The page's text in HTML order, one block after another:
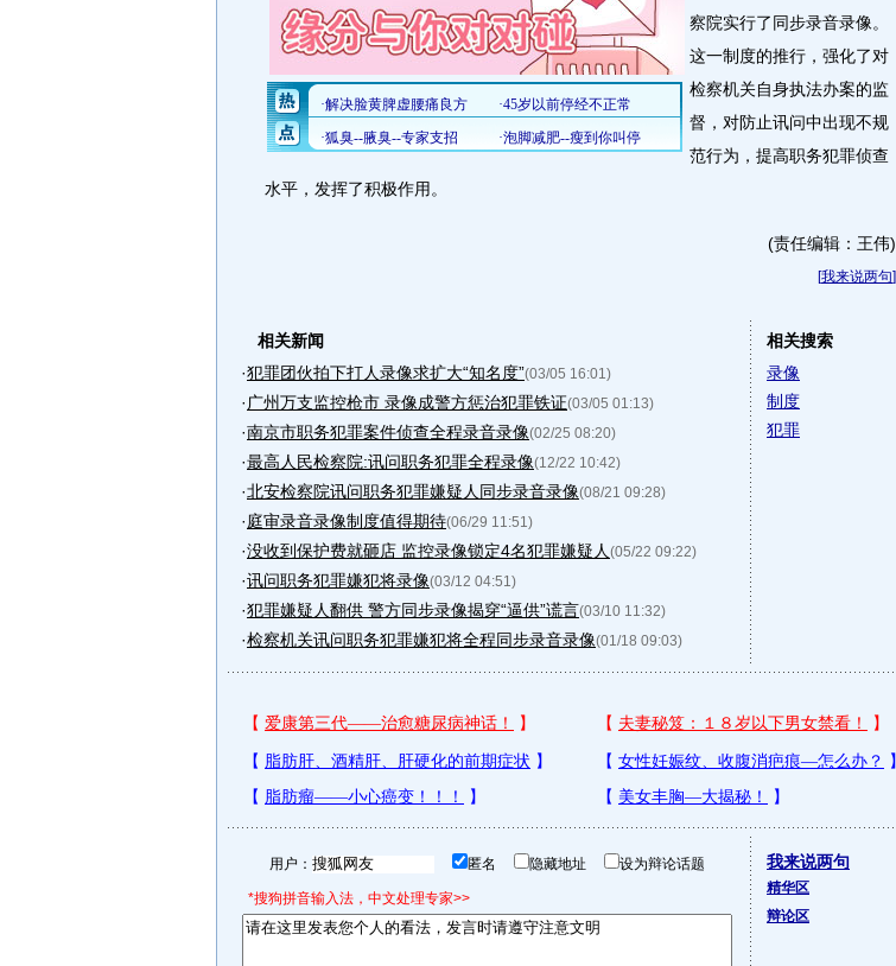
察院实行了同步录音录像。
这一制度的推行，强化了对
检察机关自身执法办案的监
督，对防止讯问中出现不规
范行为，提高职务犯罪侦查
水平，发挥了积极作用。
(责任编辑：王伟)
[我来说两句]
相关新闻
·犯罪团伙拍下打人录像求扩大“知名度”(03/05 16:01)
· 广州万支监控枪市 录像成警方惩治犯罪铁证(03/05 01:13)
·南京市职务犯罪案件侦查全程录音录像(02/25 08:20)
·最高人民检察院:讯问职务犯罪全程录像(12/22 10:42)
·北安检察院讯问职务犯罪嫌疑人同步录音录像(08/21 09:28)
·庭审录音录像制度值得期待(06/29 11:51)
·没收到保护费就砸店 监控录像锁定4名犯罪嫌疑人 (05/22 09:22)
·讯问职务犯罪嫌犯将录像(03/12 04:51)
·犯罪嫌疑人翻供 警方同步录像揭穿“逼供”谎言(03/10 11:32)
·检察机关讯问职务犯罪嫌犯将全程同步录音录像(01/18 09:03)
相关搜索
录像
制度
犯罪
用户： 匿名 隐藏地址 设为辩论话题
*搜狗拼音输入法，中文处理专家>>
我来说两句
精华区
辩论区